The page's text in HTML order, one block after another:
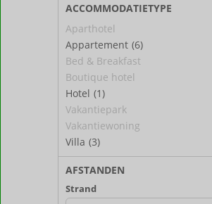
ACCOMMODATIETYPE
Aparthotel
Appartement (6)
Bed & Breakfast
Boutique hotel
Hotel (1)
Vakantiepark
Vakantiewoning
Villa (3)
AFSTANDEN
Strand